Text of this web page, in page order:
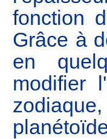
fonction
Grâce à
en
modifier